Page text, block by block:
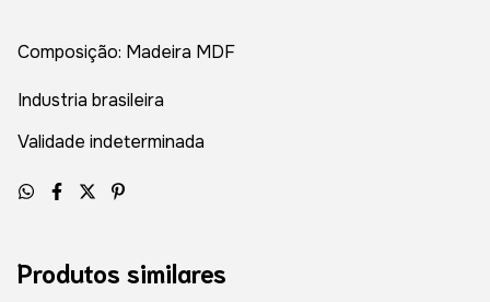
Composição: Madeira MDF
Industria brasileira
Validade indeterminada
Produtos similares